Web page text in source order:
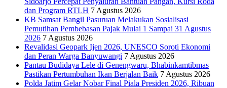
dan Program RTLH 7 Agustus 2026
KB Samsat Bangil Pasuruan Melakukan Sosialisasi
Pemutihan Pembebasan Pajak Mulai 1 Sampai 31 Agustus
2026 7 Agustus 2026
Revalidasi Geopark Ijen 2026, UNESCO Soroti Ekonomi
dan Peran Warga Banyuwangi 7 Agustus 2026
Pantau Budidaya Lele di Genengwaru, Bhabinkamtibmas
Pastikan Pertumbuhan Ikan Berjalan Baik 7 Agustus 2026
Polda Jatim Gelar Nobar Final Piala Presiden 2026, Ribuan